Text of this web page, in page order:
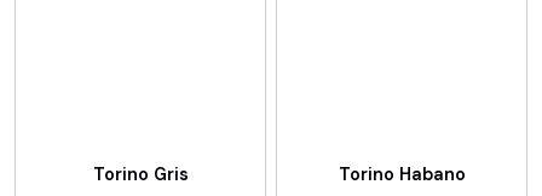
Torino Gris Torino Habano